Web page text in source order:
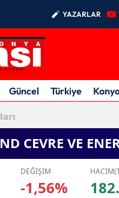
YAZARLAR
Güncel Türkiye
CEVRE VE
DEĞİŞİM
-1,56%